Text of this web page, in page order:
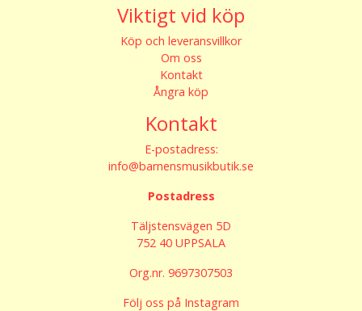
Viktigt vid köp
Köp och leveransvillkor
Om oss
Kontakt
Ångra köp
Kontakt
E-postadress:
info@barnensmusikbutik.se
Postadress
Täljstensvägen 5D
752 40 UPPSALA
Org.nr. 9697307503
Följ oss på Instagram